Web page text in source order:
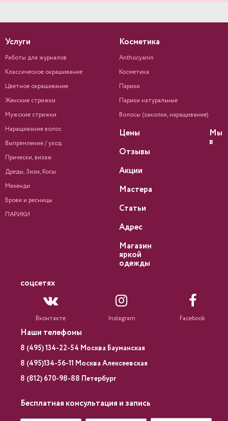
Услуги
Работы для журналов
Классическое окрашивание
Цветное окрашивание
Женские стрижки
Мужские стрижки
Наращивание волос
Выпрямление / уход
Прически, визаж
Дреды, Зизи, Косы
Мехенди
Брови и ресницы
ПАРИКИ
Косметика
Anthocyanin
Косметика
Парики
Парики натуральные
Волосы (заколки, наращивание)
Цены
Отзывы
Акции
Мастера
Статьи
Адрес
Магазин
яркой
одежды
Мы
в
соцсетях
Вконтакте Instagram Facebook
Наши телефоны
8 (495) 134-22-54 Москва Бауманская
8 (495)134-56-11 Москва Алексеевская
8 (812) 670-98-88 Петербург
Бесплатная консультация и запись